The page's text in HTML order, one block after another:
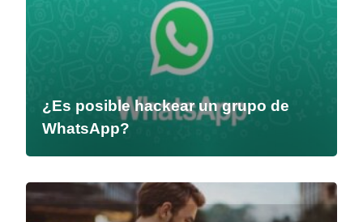
¿Es posible hackear un grupo de
WhatsApp?